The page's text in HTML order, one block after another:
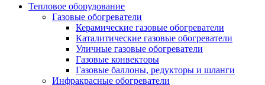
Тепловое оборудование
Газовые обогреватели
Керамические газовые обогреватели
Каталитические газовые обогреватели
Уличные газовые обогреватели
Газовые конвекторы
Газовые баллоны, редукторы и шланги
Инфракрасные обогреватели